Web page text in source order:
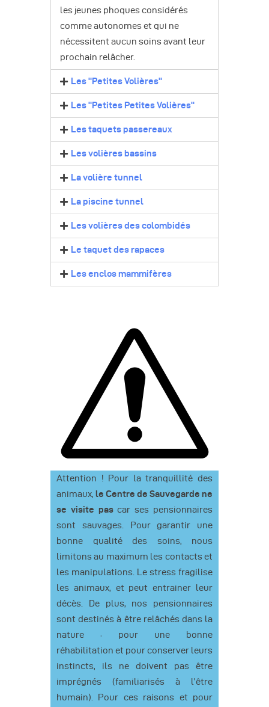
les jeunes phoques considérés
comme autonomes et qui ne
nécessitent aucun soins avant leur
prochain relâcher.
Les "Petites Volières"
Les "Petites Petites Volières"
Les taquets passereaux
Les volières bassins
La volière tunnel
La piscine tunnel
Les volières des colombidés
Le taquet des rapaces
Les enclos mammifères
Attention ! Pour la tranquillité des
animaux, le Centre de Sauvegarde ne
se visite pascar ses pensionnaires
sont sauvages. Pour garantir une
bonne qualité des soins, nous
limitons au maximum les contacts et
les manipulations. Le stress fragilise
les animaux, et peut entrainer leur
décès. De plus, nos pensionnaires
sont destinés à être relâchés dans la
nature : pour une bonne
réhabilitation et pour conserver leurs
instincts, ils ne doivent pas être
imprégnés (familiarisés à l’être
humain). Pour ces raisons et pour